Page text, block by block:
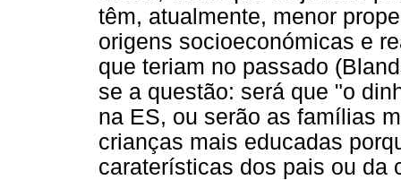
têm, atualmente, menor
origens socioeconómicas e
que teriam no passado
se a questão: será que "o
na ES, ou serão as famílias
crianças mais educadas
caraterísticas dos pais ou da